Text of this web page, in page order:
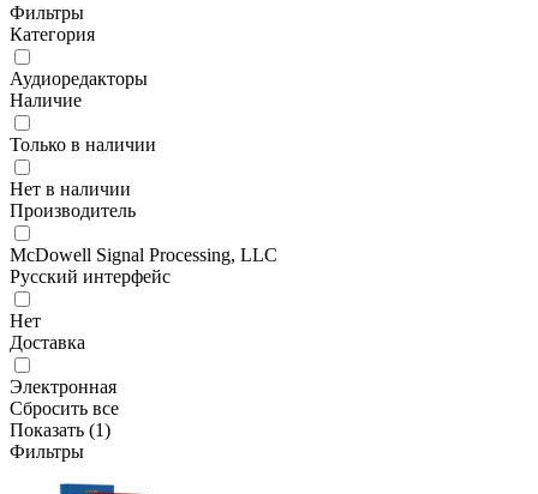
Фильтры
Категория
Аудиоредакторы
Наличие
Только в наличии
Нет в наличии
Производитель
McDowell Signal Processing, LLC
Русский интерфейс
Нет
Доставка
Электронная
Сбросить все
Показать (1)
Фильтры